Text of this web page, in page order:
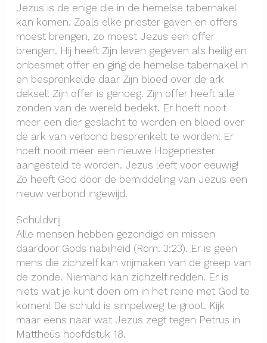
Jezus is de enige die in de hemelse tabernakel
kan komen. Zoals elke priester gaven en offers
moest brengen, zo moest Jezus een offer
brengen. Hij heeft Zijn leven gegeven als heilig en
onbesmet offer en ging de hemelse tabernakel in
en besprenkelde daar Zijn bloed over de ark
deksel! Zijn offer is genoeg. Zijn offer heeft alle
zonden van de wereld bedekt. Er hoeft nooit
meer een dier geslacht te worden en bloed over
de ark van verbond besprenkelt te worden! Er
hoeft nooit meer een nieuwe Hogepriester
aangesteld te worden. Jezus leeft voor eeuwig!
Zo heeft God door de bemiddeling van Jezus een
nieuw verbond ingewijd.
Schuldvrij
Alle mensen hebben gezondigd en missen
daardoor Gods nabijheid (Rom. 3:23). Er is geen
mens die zichzelf kan vrijmaken van de greep van
de zonde. Niemand kan zichzelf redden. Er is
niets wat je kunt doen om in het reine met God te
komen! De schuld is simpelweg te groot. Kijk
maar eens naar wat Jezus zegt tegen Petrus in
Mattheüs hoofdstuk 18.